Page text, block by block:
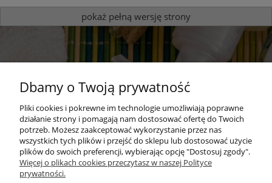
pokaż pełną wersję strony
Sprawdź nasze produkty
zapachowe
Dbamy o Twoją prywatność
Pliki cookies i pokrewne im technologie umożliwiają poprawne
działanie strony i pomagają nam dostosować ofertę do Twoich
potrzeb. Możesz zaakceptować wykorzystanie przez nas
wszystkich tych plików i przejść do sklepu lub dostosować użycie
plików do swoich preferencji, wybierając opcję "Dostosuj zgody".
Więcej o plikach cookies przeczytasz w naszej Polityce
prywatności.